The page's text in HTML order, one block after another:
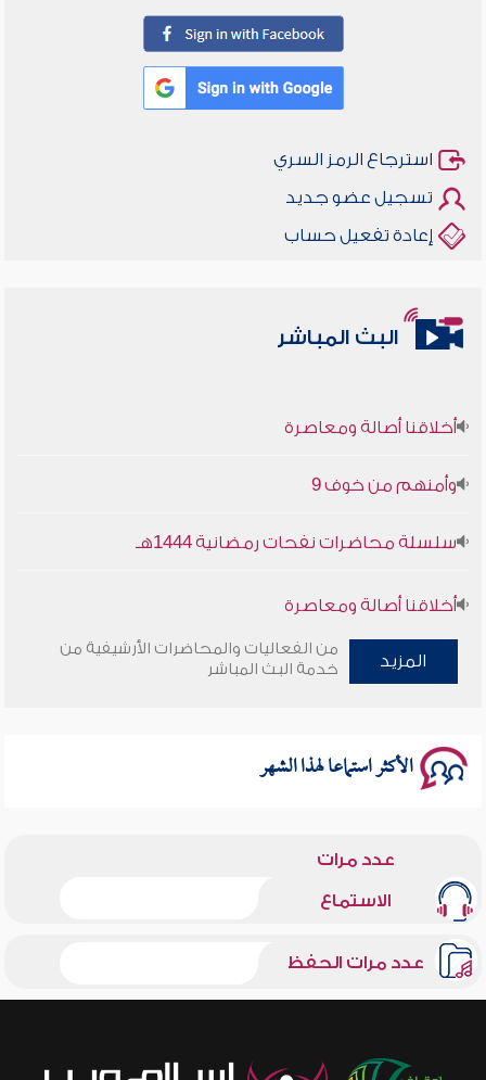
استرجاع الرمز السري
تسجيل عضو جديد
إعادة تفعيل حساب
البث المباشر
أخلاقنا أصالة ومعاصرة
وأمنهم من خوف 9
سلسلة محاضرات نفحات رمضانية 1444هـ
أخلاقنا أصالة ومعاصرة
وأمنهم من خوف 9
المزيد
من الفعاليات والمحاضرات الأرشيفية من
خدمة البث المباشر
الأكثر استماعا لهذا الشهر
عدد مرات
الاستماع
عدد مرات الحفظ